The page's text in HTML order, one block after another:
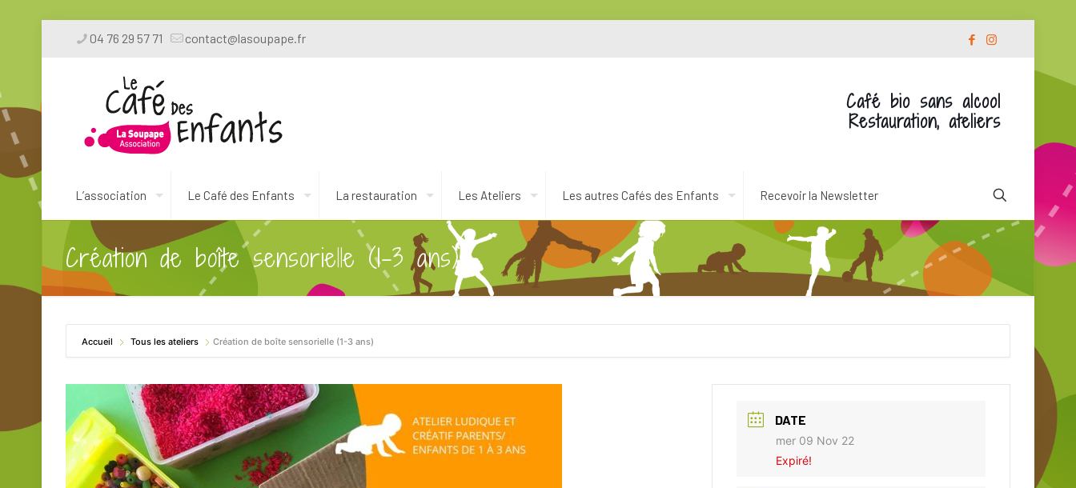
04 76 29 57 71 contact@lasoupape.fr
L’association Le Café des Enfants La restauration Les Ateliers Les autres Cafés des Enfants Recevoir la Newsletter
Café bio sans alcool
Restauration, ateliers
Création de boîte sensorielle (1-3 ans)
Accueil Tous les ateliers Création de boîte sensorielle (1-3 ans)
DATE
mer 09 Nov 22
Expiré!